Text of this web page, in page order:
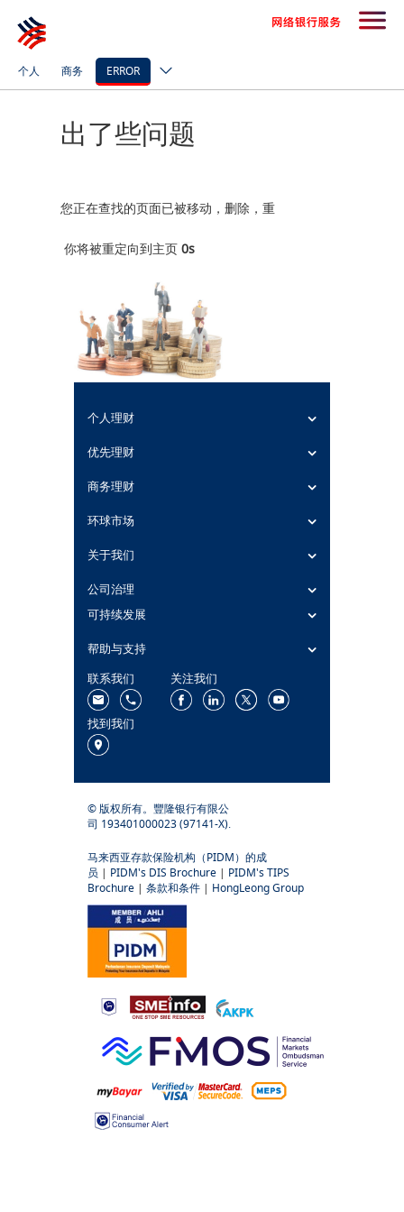
个人 商务 ERROR
出了些问题
您正在查找的页面已被移动，删除，重
你将被重定向到主页0s
个人理财
优先理财
商务理财
环球市场
关于我们
公司治理
可持续发展
帮助与支持
联系我们
关注我们
找到我们
© 版权所有。豐隆银行有限公
司 193401000023 (97141-X).
马来西亚存款保险机构（PIDM）的成
员 | PIDM's DIS Brochure | PIDM's TIPS
Brochure |条款和条件 | HongLeong Group